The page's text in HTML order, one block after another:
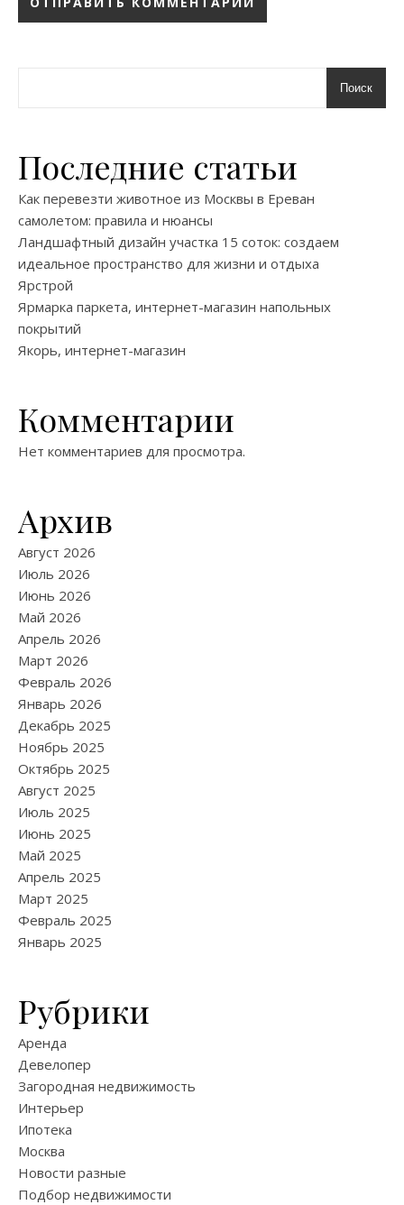
Поиск
Последние статьи
Как перевезти животное из Москвы в Ереван
самолетом: правила и нюансы
Ландшафтный дизайн участка 15 соток: создаем
идеальное пространство для жизни и отдыха
Ярстрой
Ярмарка паркета, интернет-магазин напольных
покрытий
Якорь, интернет-магазин
Комментарии
Нет комментариев для просмотра.
Архив
Август 2026
Июль 2026
Июнь 2026
Май 2026
Апрель 2026
Март 2026
Февраль 2026
Январь 2026
Декабрь 2025
Ноябрь 2025
Октябрь 2025
Август 2025
Июль 2025
Июнь 2025
Май 2025
Апрель 2025
Март 2025
Февраль 2025
Январь 2025
Рубрики
Аренда
Девелопер
Загородная недвижимость
Интерьер
Ипотека
Москва
Новости разные
Подбор недвижимости